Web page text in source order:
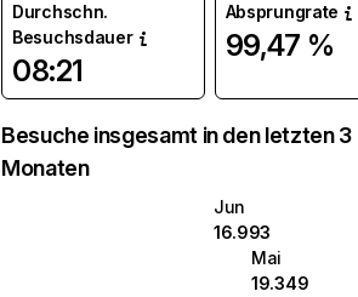
Durchschn.
Besuchsdauer
08:21
Absprungrate
99,47 %
Besuche insgesamt in den letzten 3
Monaten
Jun
16.993
Mai
19.349